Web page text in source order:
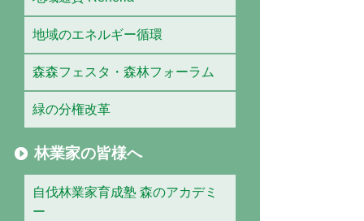
地域のエネルギー循環
森森フェスタ・森林フォーラム
緑の分権改革
林業家の皆様へ
自伐林業家育成塾 森のアカデミ
ー